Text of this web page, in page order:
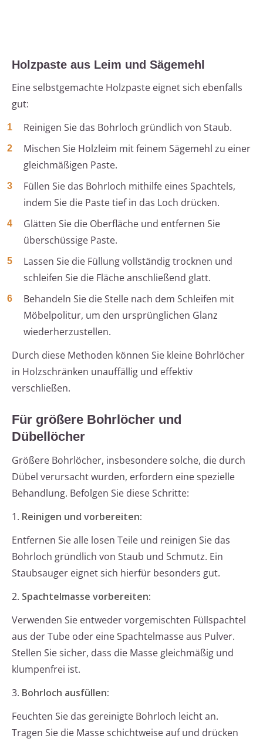
Holzpaste aus Leim und Sägemehl
Eine selbstgemachte Holzpaste eignet sich ebenfalls
gut:
Reinigen Sie das Bohrloch gründlich von Staub.
Mischen Sie Holzleim mit feinem Sägemehl zu einer
gleichmäßigen Paste.
Füllen Sie das Bohrloch mithilfe eines Spachtels,
indem Sie die Paste tief in das Loch drücken.
Glätten Sie die Oberfläche und entfernen Sie
überschüssige Paste.
Lassen Sie die Füllung vollständig trocknen und
schleifen Sie die Fläche anschließend glatt.
Behandeln Sie die Stelle nach dem Schleifen mit
Möbelpolitur, um den ursprünglichen Glanz
wiederherzustellen.
Durch diese Methoden können Sie kleine Bohrlöcher
in Holzschränken unauffällig und effektiv
verschließen.
Für größere Bohrlöcher und
Dübellöcher
Größere Bohrlöcher, insbesondere solche, die durch
Dübel verursacht wurden, erfordern eine spezielle
Behandlung. Befolgen Sie diese Schritte:
1. Reinigen und vorbereiten:
Entfernen Sie alle losen Teile und reinigen Sie das
Bohrloch gründlich von Staub und Schmutz. Ein
Staubsauger eignet sich hierfür besonders gut.
2. Spachtelmasse vorbereiten:
Verwenden Sie entweder vorgemischten Füllspachtel
aus der Tube oder eine Spachtelmasse aus Pulver.
Stellen Sie sicher, dass die Masse gleichmäßig und
klumpenfrei ist.
3. Bohrloch ausfüllen:
Feuchten Sie das gereinigte Bohrloch leicht an.
Tragen Sie die Masse schichtweise auf und drücken